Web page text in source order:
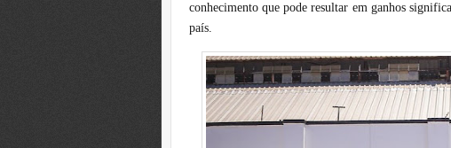
conhecimento que pode resultar em ganhos
país.